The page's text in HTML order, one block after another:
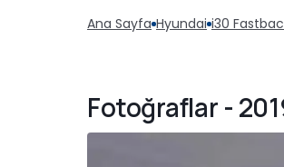
Ana Sayfa Hyundai i30
Fotoğraflar -